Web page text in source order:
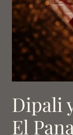
Dipali
El